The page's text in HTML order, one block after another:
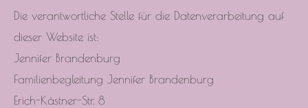
Die verantwortliche Stelle für die Datenverarbeitung auf
dieser Website ist:
Jennifer Brandenburg
Familienbegleitung Jennifer Brandenburg
Erich-Kästner-Str. 8